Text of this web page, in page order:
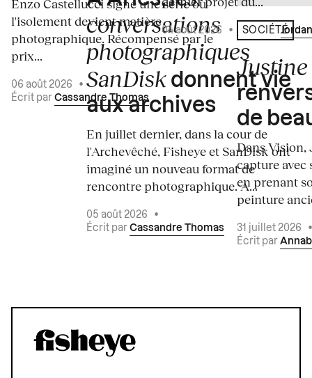
Enzo Castellucci signe une série où
l'isolement devient matière
photographique. Récompensé par le
prix...
06 août 2026
•
Écrit par Cassandre Thomas
conversations
photographiques
SanDisk donnent vie
aux archives
En juillet dernier, dans la cour de
l'Archevêché, Fisheye et SanDisk ont
imaginé un nouveau format de
rencontre photographique. À...
05 août 2026
•
Écrit par Cassandre Thomas
04 août 2026 • Écrit par
SOCIÉTÉ
de
Dans
capture avec
en prenant
peinture
31 juillet 2026
Écrit par